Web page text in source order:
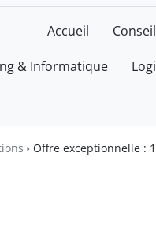
Accueil
& Informatique
Offre exceptionnelle :